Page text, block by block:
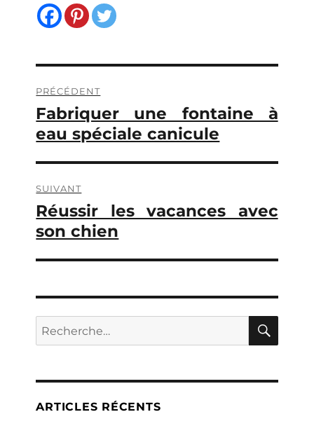
Navigation
de
l’article
PRÉCÉDENT
Publication
précédente :
Fabriquer une fontaine à
eau spéciale canicule
SUIVANT
Publication
suivante :
Réussir les vacances avec
son chien
ARTICLES RÉCENTS